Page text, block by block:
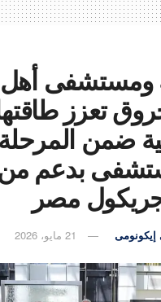
تعزز
ضمن المرحلة
بدعم
مصر
إيكونومى 21 مايو، 2026